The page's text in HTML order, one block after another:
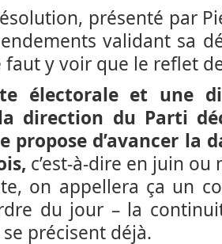
présenté par
validant sa
y voir que le reflet
électorale et une
direction du Parti
propose d’avancer la
c’est-à-dire en juin
on appellera ça un
du jour – la
précisent déjà.